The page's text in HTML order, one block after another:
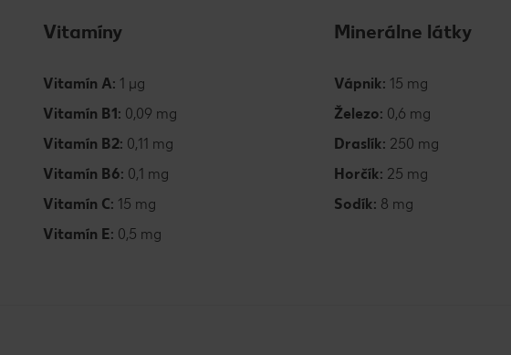
Vitamíny
Vitamín A: 1 µg
Vitamín B1: 0,09 mg
Vitamín B2: 0,11 mg
Vitamín B6: 0,1 mg
Vitamín C: 15 mg
Vitamín E: 0,5 mg
Minerálne látky
Vápnik: 15 mg
Železo: 0,6 mg
Draslík: 250 mg
Horčík: 25 mg
Sodík: 8 mg